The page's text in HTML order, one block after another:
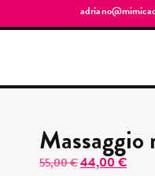
55,00€44,00€